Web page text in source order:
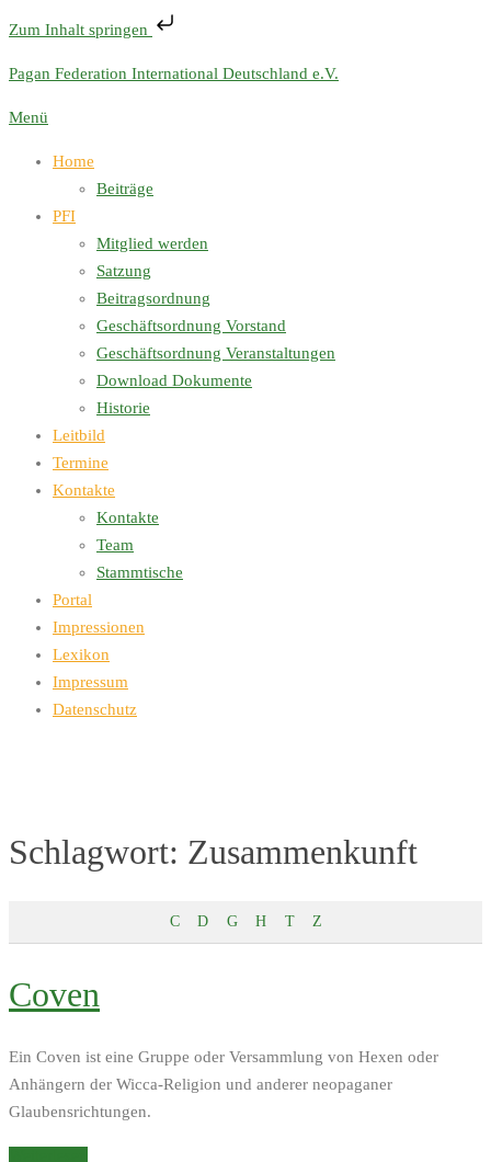
Zum Inhalt springen
Zum
springen
Pagan Federation International Deutschland e.V.
Menü
Home
Beiträge
PFI
Mitglied werden
Satzung
Beitragsordnung
Geschäftsordnung Vorstand
Geschäftsordnung Veranstaltungen
Download Dokumente
Historie
Leitbild
Termine
Kontakte
Kontakte
Team
Stammtische
Portal
Impressionen
Lexikon
Impressum
Datenschutz
Schlagwort: Zusammenkunft
C D G H T Z
Coven
Ein Coven ist eine Gruppe oder Versammlung von Hexen oder
Anhängern der Wicca-Religion und anderer neopaganer
Glaubensrichtungen.